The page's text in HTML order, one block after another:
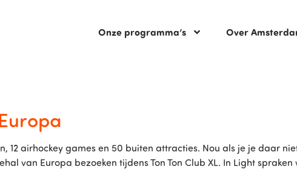
Onze programma’s Over
12 airhockey games en 50 buiten attracties. Nou als je je daar
van Europa bezoeken tijdens Ton Ton Club XL. In Light